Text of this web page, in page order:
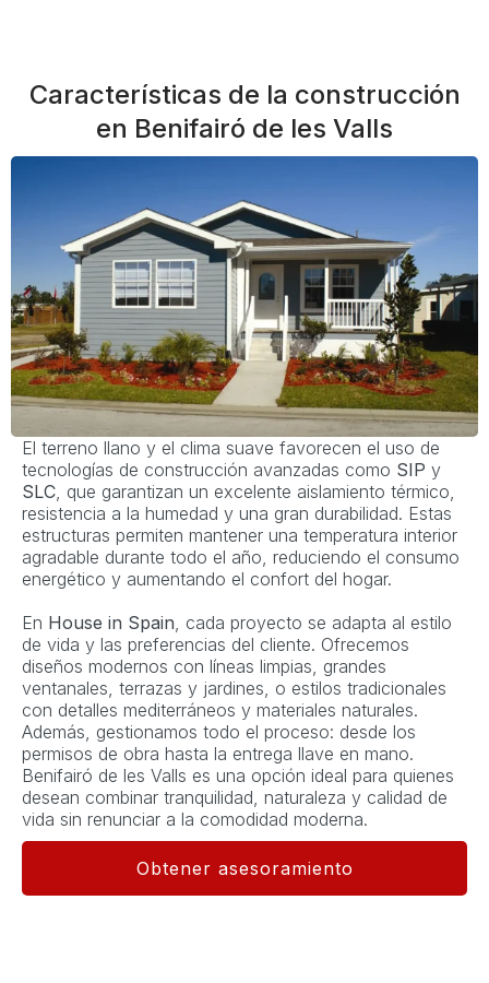
Características de la construcción
en Benifairó de les Valls
El terreno llano y el clima suave favorecen el uso de
tecnologías de construcción avanzadas como SIP y
SLC , que garantizan un excelente aislamiento térmico,
resistencia a la humedad y una gran durabilidad. Estas
estructuras permiten mantener una temperatura interior
agradable durante todo el año, reduciendo el consumo
energético y aumentando el confort del hogar.
En House in Spain , cada proyecto se adapta al estilo
de vida y las preferencias del cliente. Ofrecemos
diseños modernos con líneas limpias, grandes
ventanales, terrazas y jardines, o estilos tradicionales
con detalles mediterráneos y materiales naturales.
Además, gestionamos todo el proceso: desde los
permisos de obra hasta la entrega llave en mano.
Benifairó de les Valls es una opción ideal para quienes
desean combinar tranquilidad, naturaleza y calidad de
vida sin renunciar a la comodidad moderna.
Obtener asesoramiento